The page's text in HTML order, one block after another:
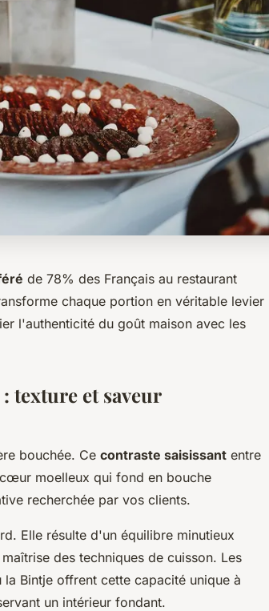
de 78% des Français au restaurant
chaque portion en véritable levier
l'authenticité du goût maison avec les
texture et saveur
bouchée. Ce contraste saisissant entre
moelleux qui fond en bouche
recherchée par vos clients.
Elle résulte d'un équilibre minutieux
des techniques de cuisson. Les
la Bintje offrent cette capacité unique à
un intérieur fondant.